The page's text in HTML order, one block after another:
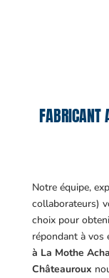
FABRICANT
Notre équipe,
collaborateurs)
choix pour
répondant à vos
à La Mothe
Châteauroux